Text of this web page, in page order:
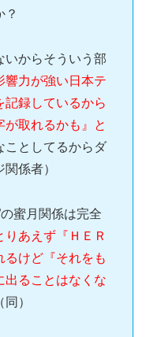
？
いからそういう部
響力が強い日本テ
記録しているから
が取れるかも』と
ことしてるからダ
係者）
蜜月関係は完全
りあえず『ＨＥＲ
るけど『それをも
出ることはなくな
同）